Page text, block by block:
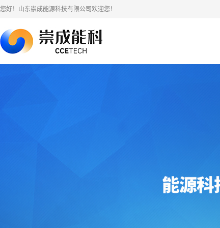
您好！山东崇成能源科技有限公司欢迎您！